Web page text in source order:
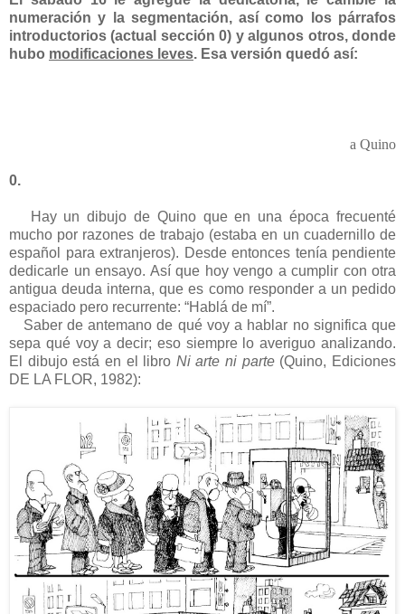
numeración y la segmentación, así como los párrafos
introductorios (actual sección 0) y algunos otros, donde
hubo modificaciones leves. Esa versión quedó así:
a Quino
0.
Hay un dibujo de Quino que en una época frecuenté
mucho por razones de trabajo (estaba en un cuadernillo de
español para extranjeros). Desde entonces tenía pendiente
dedicarle un ensayo. Así que hoy vengo a cumplir con otra
antigua deuda interna, que es como responder a un pedido
espaciado pero recurrente: “Hablá de mí”.
Saber de antemano de qué voy a hablar no significa que
sepa qué voy a decir; eso siempre lo averiguo analizando.
El dibujo está en el libro Ni arte ni parte(Quino, Ediciones
DE LA FLOR, 1982):